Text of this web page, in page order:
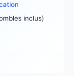
inclus)